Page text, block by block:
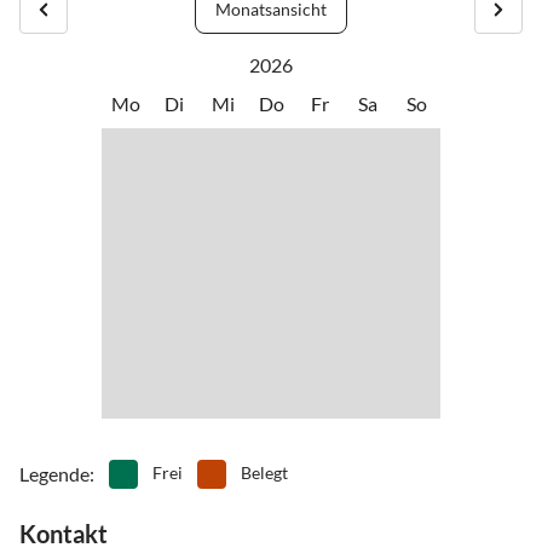
Minigolf
Museen
Spielscheune/ Indoorspielplatz
Tennis
aber auch einfach mal die Seele baumeln lassen, indem Sie sich
Oder besuchen Sie unsere Landeshauptstadt die historische
Altstadt Dresden.
Monatsansicht
2026
Mo
Di Mi Do Fr Sa So
Legende: Frei Belegt
Kontakt